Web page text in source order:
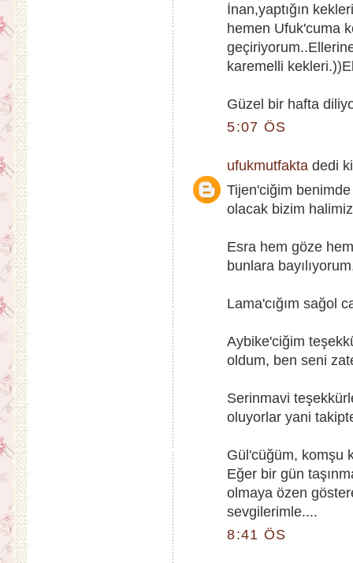
İnan,yaptığın
hemen Ufuk'cuma
karemelli
Güzel bir hafta
5:07 ÖS
ufukmutfakta dedi
Tijen'ciğim
olacak bizim
Esra hem göze
bunlara
Lama'cığım sağol
Aybike'ciğim
oldum, ben seni
Serinmavi
oluyorlar yani
Gül'cüğüm, komşu
Eğer bir gün
olmaya özen
sevgilerimle....
8:41 ÖS